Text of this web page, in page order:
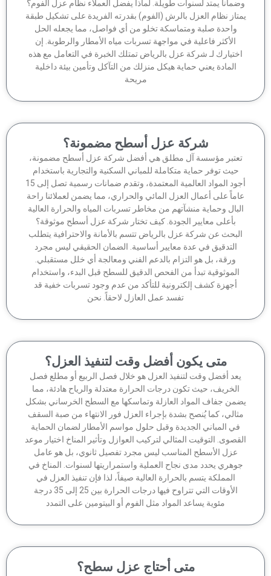
يمتد لسنوات طويلة. لماذا يفضل العملاء نظام عزل الفوم؟
نظام العزل بالرش (الفوم) بقدرته الفريدة على تشكيل طبقة
واحدة صلبة ومتماسكة تخلو من أي فواصل، مما يجعله الحل
الأكثر فاعلية في مواجهة تسربات مياه الأمطار والرطوبة. إن
لـ شركة عزل بالرياض تمتلك الخبرة في التعامل مع هذه
المادة يعني حماية هيكل منزلك من التآكل وتأمين بيئة داخلية
شركة عزل أسطح مضمونة؟
مؤسسة آل مطلق هي أفضل شركة عزل أسطح مضمونة،
حيث توفر حماية متكاملة للمباني السكنية والتجارية باستخدام
أجود المواد العالمية المعتمدة، وتقدم ضمانات رسمية تصل إلى 15
على أعمال العزل المائي والحراري، مما يضمن لعملائنا راحة
وحماية منشآتهم من مخاطر تسربات المياه والحرارة العالية
بأعلى معايير الجودة. كيف تختار شركة عزل أسطح موثوقة؟
عن شركة عزل بالرياض تتسم بالأمانة والاحترافية يتطلب
التدقيق في عدة معايير أساسية. الضمان الحقيقي ليس مجرد
ورقة، بل هو التزام بالدعم الفني ومعالجة أي خلل مستقبلي.
الموثوقية تبدأ من الفحص الدقيق للسطح قبل البدء، واستخدام
أجهزة كشف إلكترونية للتأكد من عدم وجود تسربات خفية قد
تفسد عمل العازل لاحقاً. نحن
متى يكون أفضل وقت لتنفيذ العزل؟
أفضل وقت لتنفيذ العزل هو خلال فصل الربيع أو مطلع فصل
الخريف، حيث تكون درجات الحرارة معتدلة والرياح هادئة، مما
جفاف المواد العازلة وتماسكها مع السطح الخرساني بشكل
كما يُنصح بشدة بإجراء العزل فور الانتهاء من صبة السقف
في المباني الجديدة وقبل حلول مواسم الأمطار لضمان الحماية
التوقيت المثالي لتركيب العوازل وتأثير المناخ اختيار موعد
عزل الأسطح المناسب ليس مجرد تفصيل ثانوي، بل هو عامل
يحدد مدى نجاح العملية واستمراريتها لسنوات. المناخ في
المملكة يتسم بالحرارة العالية صيفاً، لذا فإن تنفيذ العزل في
الأوقات التي تتراوح فيها درجات الحرارة بين 25 إلى 35 درجة
مئوية يساعد المواد مثل الفوم أو البيتومين على التمدد
متى أحتاج عزل سطح؟